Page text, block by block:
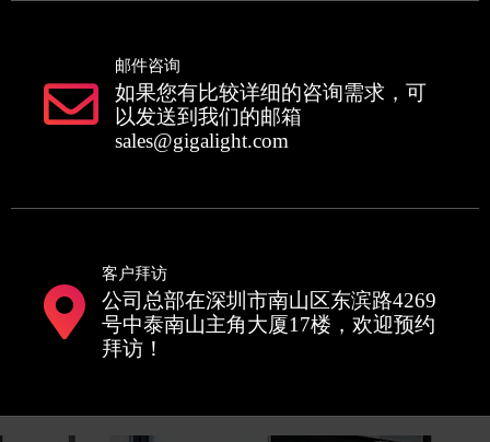
邮件咨询
如果您有比较详细的咨询需求，可
以发送到我们的邮箱
sales@gigalight.com
客户拜访
公司总部在深圳市南山区东滨路4269
号中泰南山主角大厦17楼，欢迎预约
拜访！